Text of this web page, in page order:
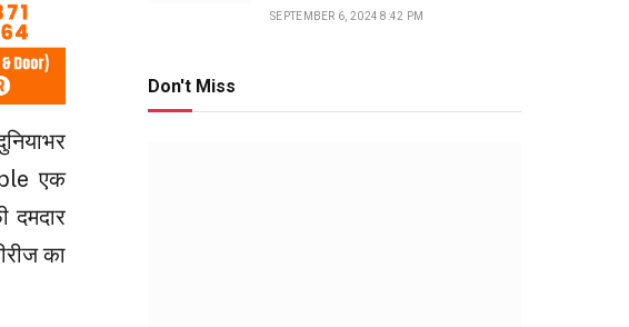
एक
दमदार
का
SEPTEMBER 6, 2024 8:42 PM
Don't Miss